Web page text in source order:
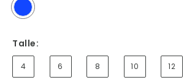
Talle:
4 6 8 10 12